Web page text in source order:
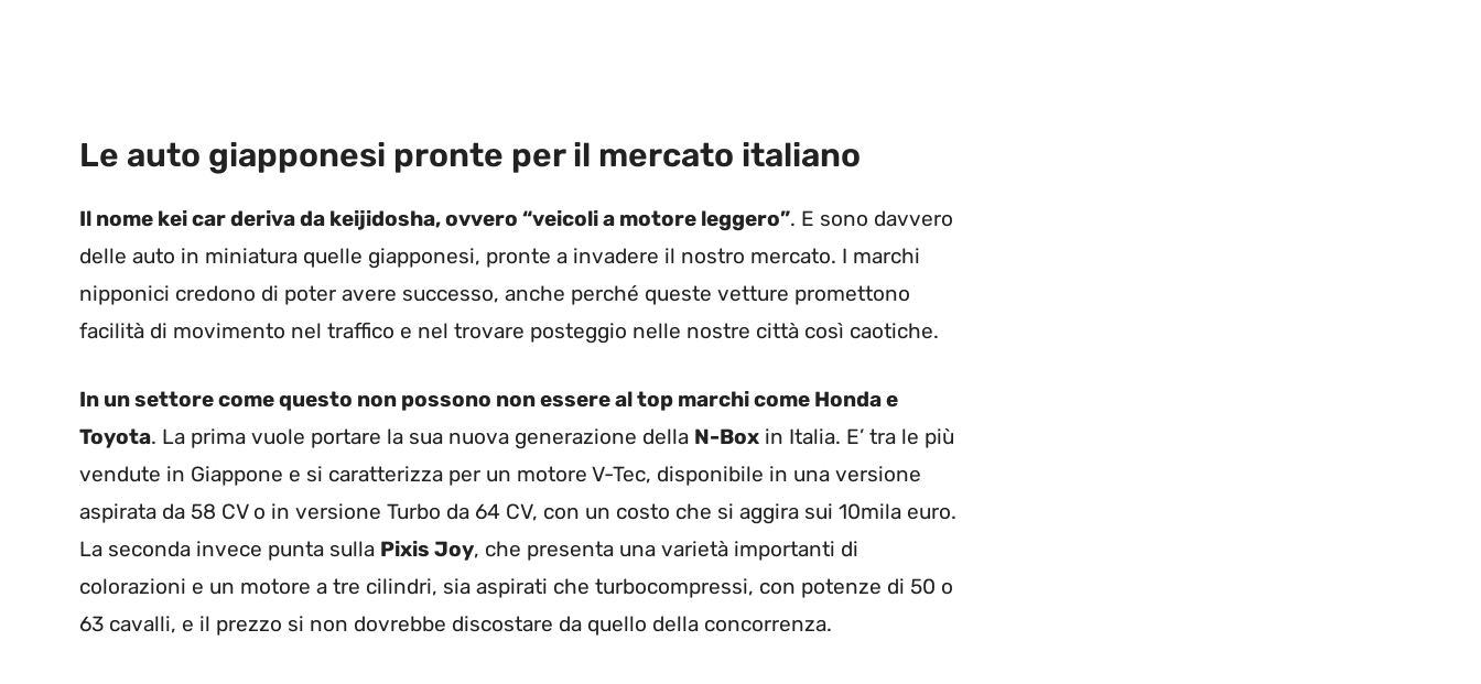
Le auto giapponesi pronte per il mercato italiano
Il nome kei car deriva da keijidosha, ovvero “veicoli a motore leggero”. E sono davvero
delle auto in miniatura quelle giapponesi, pronte a invadere il nostro mercato. I marchi
nipponici credono di poter avere successo, anche perché queste vetture promettono
facilità di movimento nel traffico e nel trovare posteggio nelle nostre città così caotiche.
In un settore come questo non possono non essere al top marchi come Honda e
Toyota. La prima vuole portare la sua nuova generazione della N-Box in Italia. E’ tra le più
vendute in Giappone e si caratterizza per un motore V-Tec, disponibile in una versione
aspirata da 58 CV o in versione Turbo da 64 CV, con un costo che si aggira sui 10mila euro.
La seconda invece punta sulla Pixis Joy, che presenta una varietà importanti di
colorazioni e un motore a tre cilindri, sia aspirati che turbocompressi, con potenze di 50 o
63 cavalli, e il prezzo si non dovrebbe discostare da quello della concorrenza.